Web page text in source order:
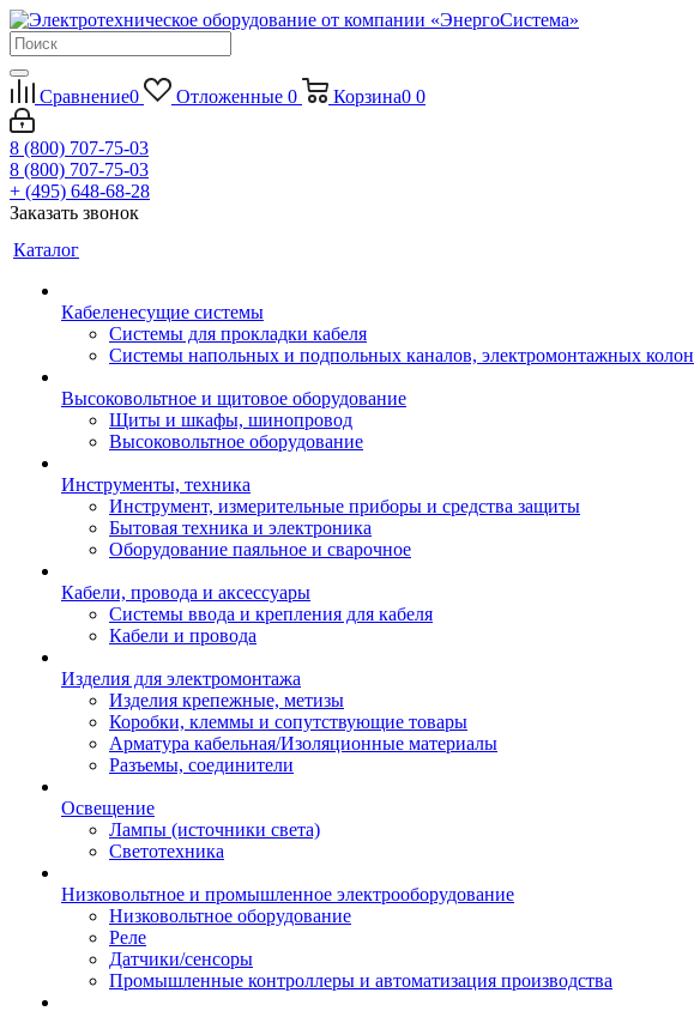
Сравнение0 Отложенные 0 Корзина0 0
8 (800) 707-75-03
8 (800) 707-75-03
+ (495) 648-68-28
Заказать звонок
Каталог
Кабеленесущие системы
Системы для прокладки кабеля
Системы напольных и подпольных каналов, электромонтажных колон
Высоковольтное и щитовое оборудование
Щиты и шкафы, шинопровод
Высоковольтное оборудование
Инструменты, техника
Инструмент, измерительные приборы и средства защиты
Бытовая техника и электроника
Оборудование паяльное и сварочное
Кабели, провода и аксессуары
Системы ввода и крепления для кабеля
Кабели и провода
Изделия для электромонтажа
Изделия крепежные, метизы
Коробки, клеммы и сопутствующие товары
Арматура кабельная/Изоляционные материалы
Разъемы, соединители
Освещение
Лампы (источники света)
Светотехника
Низковольтное и промышленное электрооборудование
Низковольтное оборудование
Реле
Датчики/сенсоры
Промышленные контроллеры и автоматизация производства